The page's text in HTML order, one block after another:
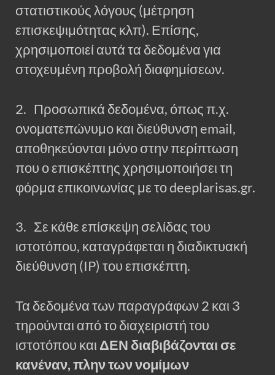
στατιστικούς λόγους (μέτρηση
επισκεψιμότητας κλπ). Επίσης,
χρησιμοποιεί αυτά τα δεδομένα για
στοχευμένη προβολή διαφημίσεων.
2. Προσωπικά δεδομένα, όπως π.χ.
ονοματεπώνυμο και διεύθυνση email,
αποθηκεύονται μόνο στην περίπτωση
που ο επισκέπτης χρησιμοποιήσει τη
φόρμα επικοινωνίας με το deeplarisas.gr.
3. Σε κάθε επίσκεψη σελίδας του
ιστοτόπου, καταγράφεται η διαδικτυακή
διεύθυνση (IP) του επισκέπτη.
Τα δεδομένα των παραγράφων 2 και 3
τηρούνται από το διαχειριστή του
ιστοτόπου και ΔΕΝ διαβιβάζονται σε
κανέναν, πλην των νομίμων